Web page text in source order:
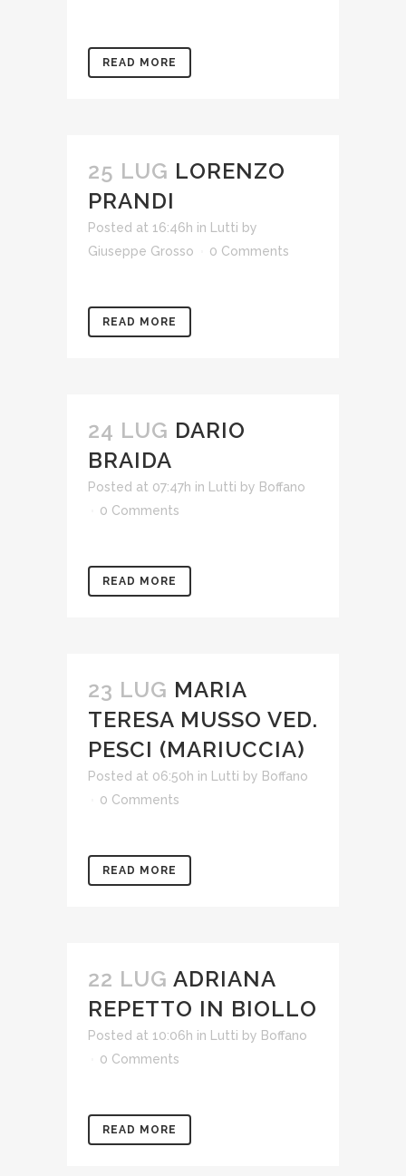
READ MORE
25 LUG LORENZO
PRANDI
Posted at 16:46h in Lutti by
Giuseppe Grosso
0 Comments
READ MORE
24 LUG DARIO
BRAIDA
Posted at 07:47h in Lutti by Boffano
0 Comments
READ MORE
23 LUG MARIA
TERESA MUSSO VED.
PESCI (MARIUCCIA)
Posted at 06:50h in Lutti by Boffano
0 Comments
READ MORE
22 LUG ADRIANA
REPETTO IN BIOLLO
Posted at 10:06h in Lutti by Boffano
0 Comments
READ MORE